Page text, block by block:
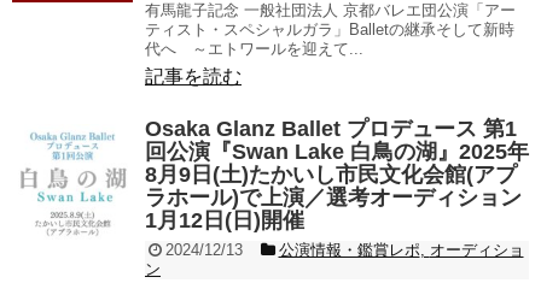
有馬龍子記念 一般社団法人 京都バレエ団公演「アー
ティスト・スペシャルガラ」Balletの継承そして新時
代へ ～エトワールを迎えて...
記事を読む
Osaka Glanz Ballet プロデュース 第1
回公演『Swan Lake 白鳥の湖』2025年
8月9日(土)たかいし市民文化会館(アプ
ラホール)で上演／選考オーディション
1月12日(日)開催
2024/12/13 公演情報・鑑賞レポ
オーディショ
ン